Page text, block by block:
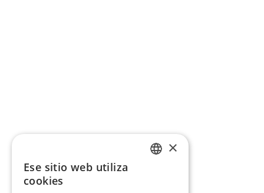
×
Ese sitio web utiliza
cookies